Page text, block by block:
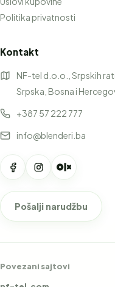
Politika privatnosti
Kontakt
NF-tel d.o.o., Srpskih
Srpska, Bosna i
+387 57 222 777
info@blenderi.ba
Pošalji narudžbu
Povezani sajtovi